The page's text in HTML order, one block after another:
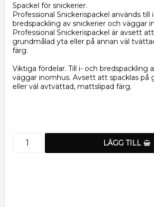
Spackel för snickerier.
Professional Snickerispackel används till
bredspackling av snickerier och väggar
Professional Snickerispackel är avsett
grundmålad yta eller på annan väl
färg.
Viktiga fördelar. Till i- och bredspackling
väggar inomhus. Avsett att spacklas på
eller väl avtvättad, mattslipad färg.
LÄGG TILL